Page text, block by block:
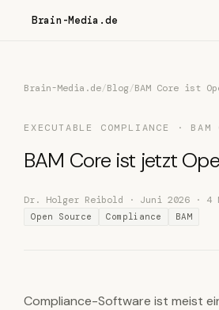
Brain-Media.de
Brain-Media.de/Blog/BAM Core ist
EXECUTABLE COMPLIANCE · BAM
BAM Core ist jetzt
Dr. Holger Reibold · Juni 2026 · 4
Open Source Compliance BAM
Compliance-Software ist meist